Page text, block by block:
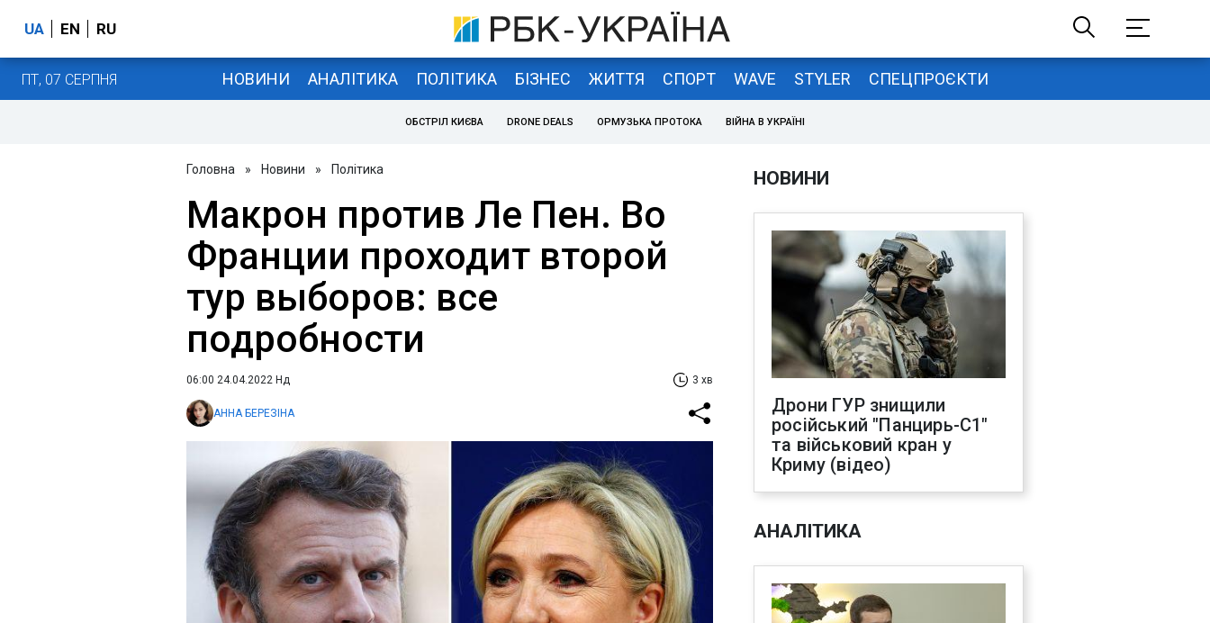
UA EN RU
ПТ, 07 СЕРПНЯ НОВИНИ АНАЛІТИКА ПОЛІТИКА БІЗНЕС ЖИТТЯ СПОРТ WAVE STYLER СПЕЦПРОЄКТИ
ОБСТРІЛ КИЄВА DRONE DEALS ОРМУЗЬКА ПРОТОКА ВІЙНА В УКРАЇНІ
Головна » Новини » Політика
Макрон против Ле Пен. Во
Франции проходит второй
тур выборов: все
подробности
06:00 24.04.2022 Нд 3 хв
АННА БЕРЕЗІНА
НОВИНИ
Дрони ГУР знищили
російський "Панцирь-С1"
та військовий кран у
Криму (відео)
АНАЛІТИКА